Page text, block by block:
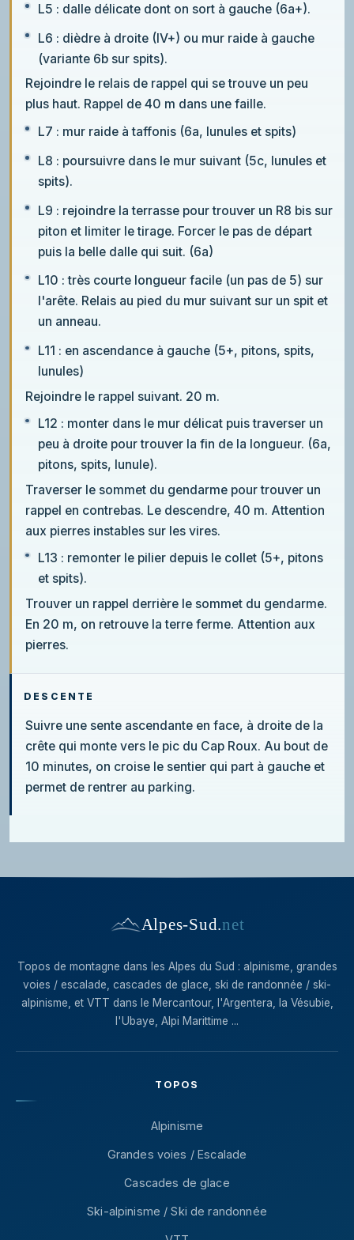
L5 : dalle délicate dont on sort à gauche (6a+).
L6 : dièdre à droite (IV+) ou mur raide à gauche
(variante 6b sur spits).
Rejoindre le relais de rappel qui se trouve un peu
plus haut. Rappel de 40 m dans une faille.
L7 : mur raide à taffonis (6a, lunules et spits)
L8 : poursuivre dans le mur suivant (5c, lunules et
spits).
L9 : rejoindre la terrasse pour trouver un R8 bis sur
piton et limiter le tirage. Forcer le pas de départ
puis la belle dalle qui suit. (6a)
L10 : très courte longueur facile (un pas de 5) sur
l'arête. Relais au pied du mur suivant sur un spit et
un anneau.
L11 : en ascendance à gauche (5+, pitons, spits,
lunules)
Rejoindre le rappel suivant. 20 m.
L12 : monter dans le mur délicat puis traverser un
peu à droite pour trouver la fin de la longueur. (6a,
pitons, spits, lunule).
Traverser le sommet du gendarme pour trouver un
rappel en contrebas. Le descendre, 40 m. Attention
aux pierres instables sur les vires.
L13 : remonter le pilier depuis le collet (5+, pitons
et spits).
Trouver un rappel derrière le sommet du gendarme.
En 20 m, on retrouve la terre ferme. Attention aux
pierres.
DESCENTE
Suivre une sente ascendante en face, à droite de la
crête qui monte vers le pic du Cap Roux. Au bout de
10 minutes, on croise le sentier qui part à gauche et
permet de rentrer au parking.
Alpes-Sud.net
Topos de montagne dans les Alpes du Sud : alpinisme, grandes
voies / escalade, cascades de glace, ski de randonnée / ski-
alpinisme, et VTT dans le Mercantour, l'Argentera, la Vésubie,
l'Ubaye, Alpi Marittime ...
TOPOS
Alpinisme
Grandes voies / Escalade
Cascades de glace
Ski-alpinisme / Ski de randonnée